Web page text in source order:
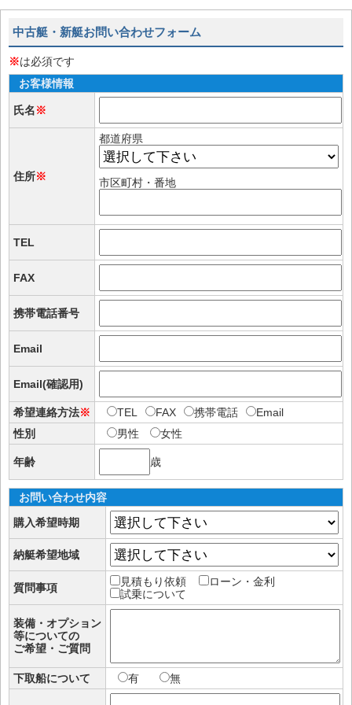
中古艇・新艇お問い合わせフォーム
※は必須です
お客様情報
氏名※
住所※
都道府県
市区町村・番地
TEL
FAX
携帯電話番号
Email
Email(確認用)
希望連絡方法※ TEL FAX 携帯電話
Email
性別
男性 女性
年齢 歳
お問い合わせ内容
購入希望時期
納艇希望地域
質問事項 見積もり依頼
ローン・金利
試乗について
装備・オプション
等についての
ご希望・ご質問
下取船について 有 無